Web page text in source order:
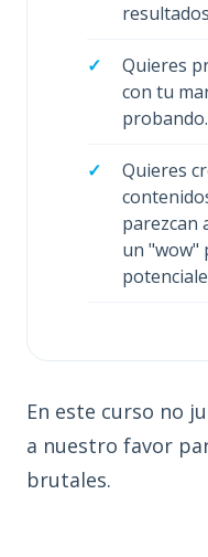
Quieres
con tu
probando.
Quieres
parezcan
un "wow"
En este curso no
a nuestro favor
brutales.